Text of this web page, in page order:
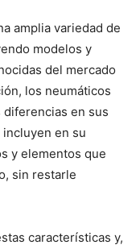
amplia variedad de
modelos y
del mercado
los neumáticos
en sus
en su
y elementos que
sin restarle
características y,